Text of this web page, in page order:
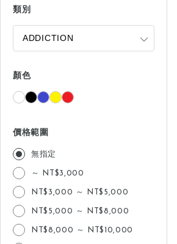
類別
顏色
價格範圍
無指定
～ NT$3,000
NT$3,000 ～ NT$5,000
NT$5,000 ～ NT$8,000
NT$8,000 ～ NT$10,000